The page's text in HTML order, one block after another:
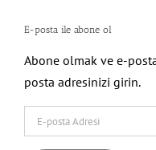
E-posta ile abone ol
Abone olmak ve e-
posta adresinizi girin.
posta